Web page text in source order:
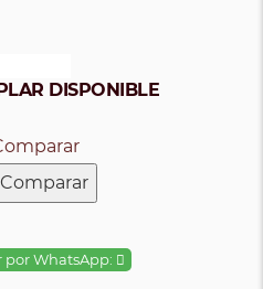
DISPONIBLE
Comparar
por WhatsApp: